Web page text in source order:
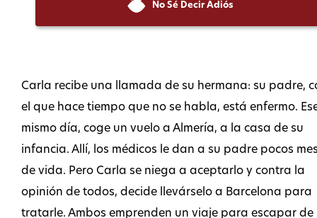
No Sé Decir Adiós
Carla recibe una llamada de su hermana: su padre,
el que hace tiempo que no se habla, está enfermo.
mismo día, coge un vuelo a Almería, a la casa de su
infancia. Allí, los médicos le dan a su padre pocos
de vida. Pero Carla se niega a aceptarlo y contra la
opinión de todos, decide llevárselo a Barcelona para
tratarle. Ambos emprenden un viaje para escapar de